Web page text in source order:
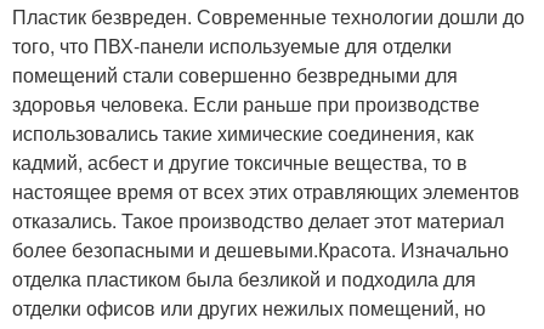
Пластик безвреден. Современные технологии дошли до
того, что ПВХ-панели используемые для отделки
помещений стали совершенно безвредными для
здоровья человека. Если раньше при производстве
использовались такие химические соединения, как
кадмий, асбест и другие токсичные вещества, то в
настоящее время от всех этих отравляющих элементов
отказались. Такое производство делает этот материал
более безопасными и дешевыми.Красота. Изначально
отделка пластиком была безликой и подходила для
отделки офисов или других нежилых помещений, но